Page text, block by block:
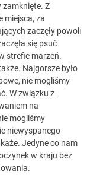
zamknięte. Z
miejsca, za
zaczęły powoli
się psuć
strefie marzeń.
Najgorsze było
nie mogliśmy
W związku z
na
mogliśmy
niewyspanego
Jedyne co nam
w kraju bez